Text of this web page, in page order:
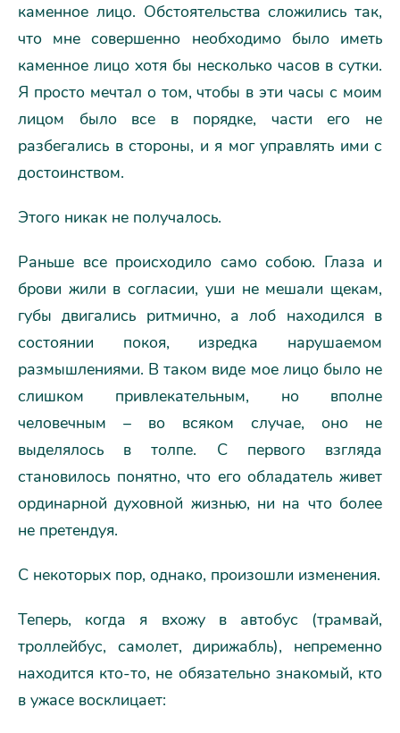
каменное лицо. Обстоятельства сложились так,
что мне совершенно необходимо было иметь
каменное лицо хотя бы несколько часов в сутки.
Я просто мечтал о том, чтобы в эти часы с моим
лицом было все в порядке, части его не
разбегались в стороны, и я мог управлять ими с
достоинством.
Этого никак не получалось.
Раньше все происходило само собою. Глаза и
брови жили в согласии, уши не мешали щекам,
губы двигались ритмично, а лоб находился в
состоянии покоя, изредка нарушаемом
размышлениями. В таком виде мое лицо было не
слишком привлекательным, но вполне
человечным – во всяком случае, оно не
выделялось в толпе. С первого взгляда
становилось понятно, что его обладатель живет
ординарной духовной жизнью, ни на что более
не претендуя.
С некоторых пор, однако, произошли изменения.
Теперь, когда я вхожу в автобус (трамвай,
троллейбус, самолет, дирижабль), непременно
находится кто-то, не обязательно знакомый, кто
в ужасе восклицает: